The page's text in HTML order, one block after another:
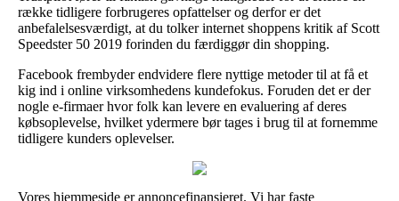
række tidligere forbrugeres opfattelser og derfor er det
anbefalelsesværdigt, at du tolker internet shoppens kritik af Scott
Speedster 50 2019 forinden du færdiggør din shopping.
Facebook frembyder endvidere flere nyttige metoder til at få et
kig ind i online virksomhedens kundefokus. Foruden det er der
nogle e-firmaer hvor folk kan levere en evaluering af deres
købsoplevelse, hvilket ydermere bør tages i brug til at fornemme
tidligere kunders oplevelser.
Vores hjemmeside er annoncefinansieret. Vi har faste